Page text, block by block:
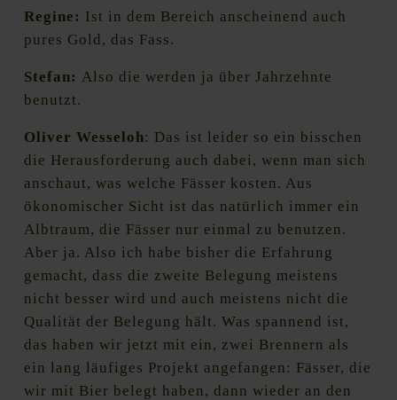
Regine: Ist in dem Bereich anscheinend auch
pures Gold, das Fass.
Stefan: Also die werden ja über Jahrzehnte
benutzt.
Oliver Wesseloh: Das ist leider so ein bisschen
die Herausforderung auch dabei, wenn man sich
anschaut, was welche Fässer kosten. Aus
ökonomischer Sicht ist das natürlich immer ein
Albtraum, die Fässer nur einmal zu benutzen.
Aber ja. Also ich habe bisher die Erfahrung
gemacht, dass die zweite Belegung meistens
nicht besser wird und auch meistens nicht die
Qualität der Belegung hält. Was spannend ist,
das haben wir jetzt mit ein, zwei Brennern als
ein lang läufiges Projekt angefangen: Fässer, die
wir mit Bier belegt haben, dann wieder an den